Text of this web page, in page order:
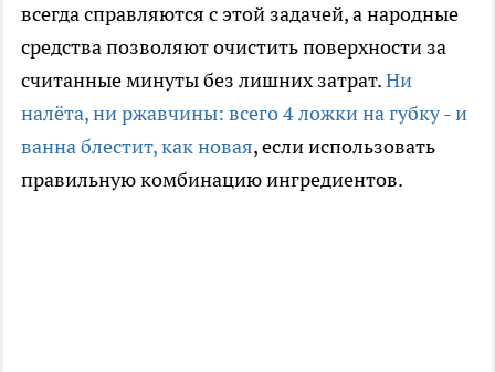
всегда справляются с этой задачей, а народные
средства позволяют очистить поверхности за
считанные минуты без лишних затрат.Ни
налёта, ни ржавчины: всего 4 ложки на губку - и
ванна блестит, как новая, если использовать
правильную комбинацию ингредиентов.